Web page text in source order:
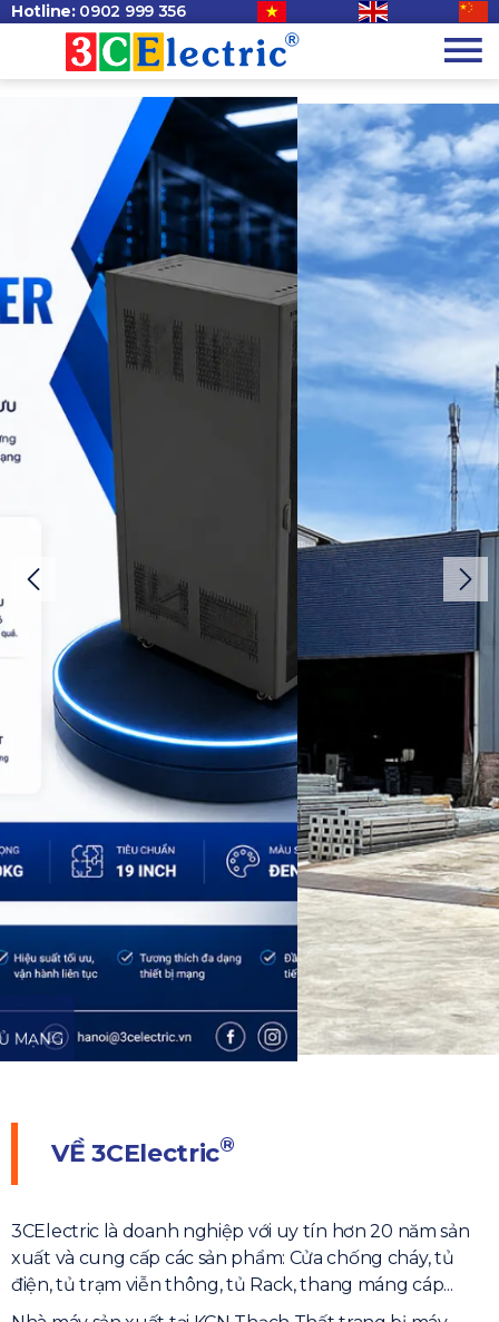
Hotline: 0902 999 356
NHÀ MÁY SẢN XUẤT
HIỆN ĐẠI
VỀ3CElectric®
3CElectric là doanh nghiệp với uy tín hơn 20 năm sản
xuất và cung cấp các sản phẩm: Cửa chống cháy, tủ
điện, tủ trạm viễn thông, tủ Rack, thang máng cáp...